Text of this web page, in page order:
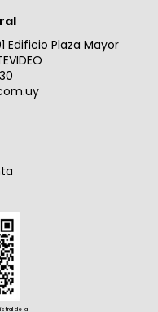
Edificio Plaza Mayor
de la